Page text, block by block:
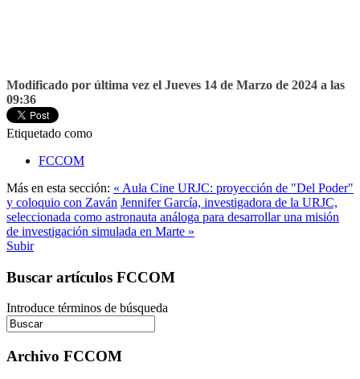
Modificado por última vez el Jueves 14 de Marzo de 2024 a las
09:36
Etiquetado como
FCCOM
Más en esta sección: « Aula Cine URJC: proyección de "Del Poder"
y coloquio con Zaván Jennifer García, investigadora de la URJC,
seleccionada como astronauta análoga para desarrollar una misión
de investigación simulada en Marte »
Subir
Buscar artículos FCCOM
Introduce términos de búsqueda
Archivo FCCOM